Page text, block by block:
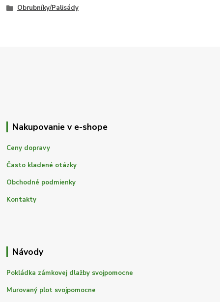
Obrubníky/Palisády
Nakupovanie v e-shope
Ceny dopravy
Často kladené otázky
Obchodné podmienky
Kontakty
Návody
Pokládka zámkovej dlažby svojpomocne
Murovaný plot svojpomocne